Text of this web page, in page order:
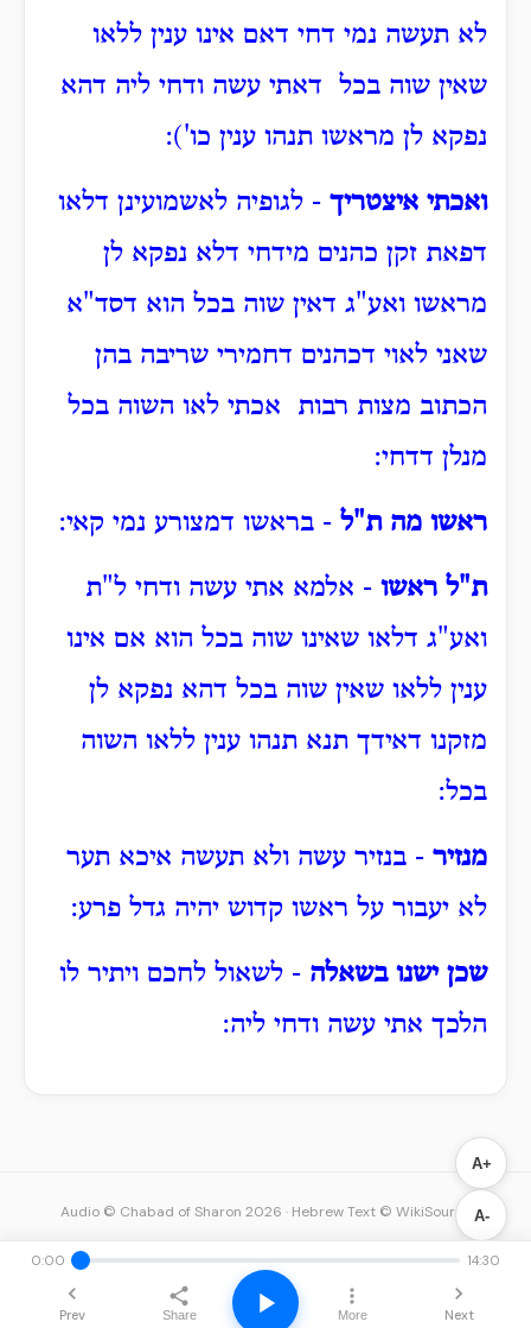
לא תעשה נמי דחי דאם אינו ענין ללאו
שאין שוה בכל דאתי עשה ודחי ליה דהא
נפקא לן מראשו תנהו ענין כו'):
ואכתי איצטריך - לגופיה לאשמועינן דלאו
דפאת זקן כהנים מידחי דלא נפקא לן
מראשו ואע"ג דאין שוה בכל הוא דסד"א
שאני לאוי דכהנים דחמירי שריבה בהן
הכתוב מצות רבות אכתי לאו השוה בכל
מנלן דדחי:
ראשו מה ת"ל - בראשו דמצורע נמי קאי:
ת"ל ראשו - אלמא אתי עשה ודחי ל"ת
ואע"ג דלאו שאינו שוה בכל הוא אם אינו
ענין ללאו שאין שוה בכל דהא נפקא לן
מזקנו דאידך תנא תנהו ענין ללאו השוה
בכל:
מנזיר - בנזיר עשה ולא תעשה איכא תער
לא יעבור על ראשו קדוש יהיה גדל פרע:
שכן ישנו בשאלה - לשאול לחכם ויתיר לו
הלכך אתי עשה ודחי ליה:
A+
A-
0:00 14:30
Prev Share More Next
Audio © Chabad of Sharon 2026 · Hebrew Text © WikiSource